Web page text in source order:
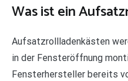
Was ist ein
Aufsatzrollladenkästen
in der Fensteröffnung
Fensterhersteller bereits